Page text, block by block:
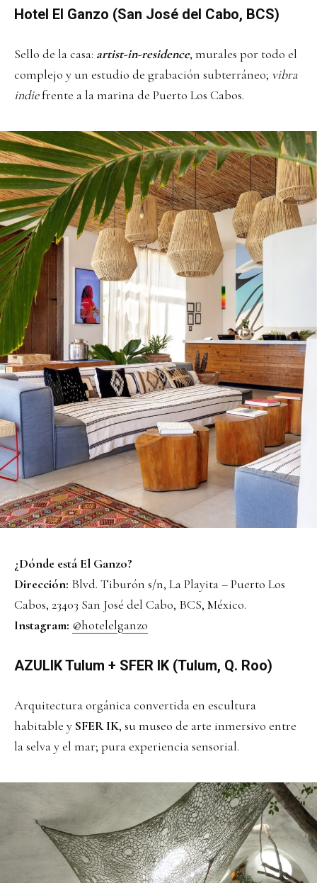
Hotel El Ganzo (San José del Cabo, BCS)
Sello de la casa: artist-in-residence, murales por todo el
complejo y un estudio de grabación subterráneo; vibra
indiefrente a la marina de Puerto Los Cabos.
¿Dónde está El Ganzo?
Dirección: Blvd. Tiburón s/n, La Playita – Puerto Los
Cabos, 23403 San José del Cabo, BCS, México.
Instagram: @hotelelganzo
AZULIK Tulum + SFER IK (Tulum, Q. Roo)
Arquitectura orgánica convertida en escultura
habitable y SFER IK, su museo de arte inmersivo entre
la selva y el mar; pura experiencia sensorial.